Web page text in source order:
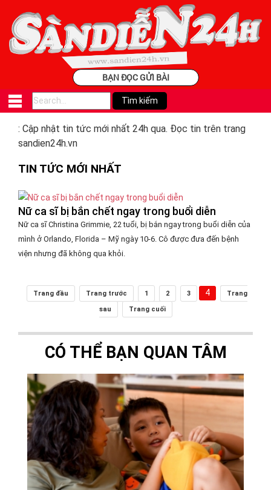
BẠN ĐỌC GỬI BÀI
: Cập nhật tin tức mới nhất 24h qua. Đọc tin trên trang
sandien24h.vn
TIN TỨC MỚI NHẤT
Nữ ca sĩ bị bắn chết ngay trong buổi diễn
Nữ ca sĩ Christina Grimmie, 22 tuổi, bị bắn ngay trong buổi diễn của
mình ở Orlando, Florida – Mỹ ngày 10-6. Cô được đưa đến bệnh
viện nhưng đã không qua khỏi.
Trang đầu Trang trước 1 2 3 4
Trang
sau
Trang cuối
CÓ THỂ BẠN QUAN TÂM